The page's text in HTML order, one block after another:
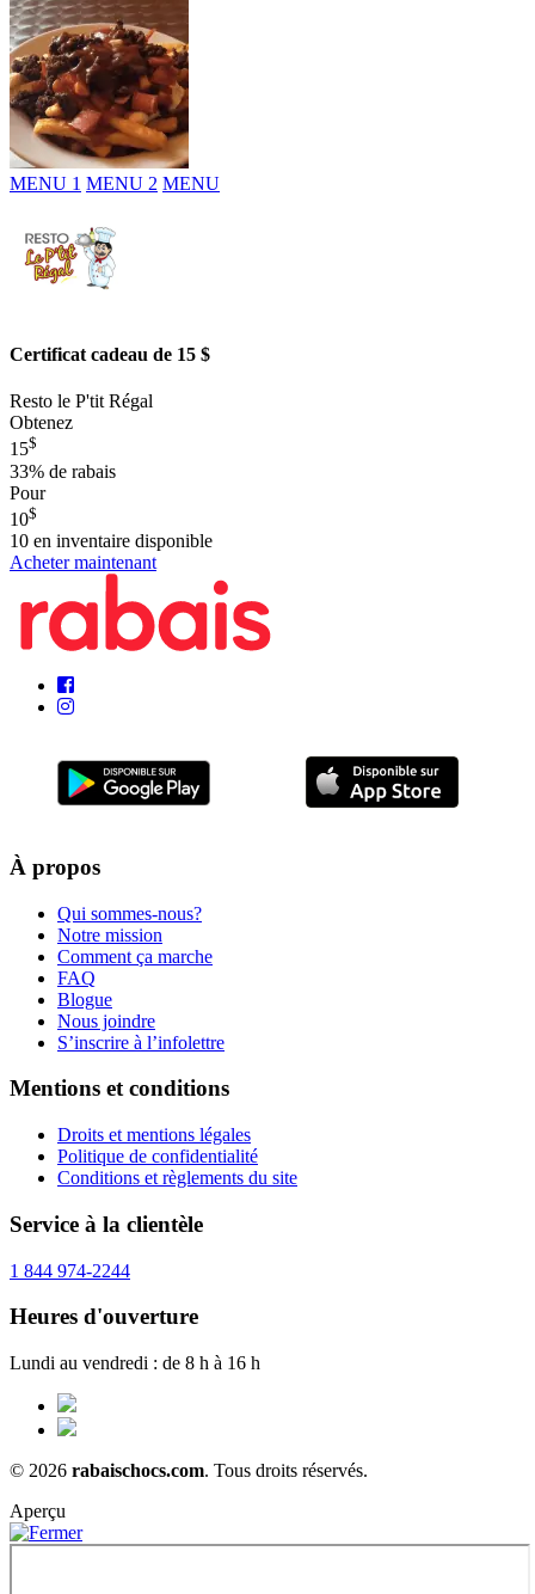
MENU 1 MENU 2 MENU
Certificat cadeau de 15 $
Resto le P'tit Régal
Obtenez
15$
33% de rabais
Pour
10$
10 en inventaire disponible
Acheter maintenant
À propos
Qui sommes-nous?
Notre mission
Comment ça marche
FAQ
Blogue
Nous joindre
S’inscrire à l’infolettre
Mentions et conditions
Droits et mentions légales
Politique de confidentialité
Conditions et règlements du site
Service à la clientèle
1 844 974-2244
Heures d'ouverture
Lundi au vendredi : de 8 h à 16 h
© 2026 rabaischocs.com. Tous droits réservés.
Aperçu